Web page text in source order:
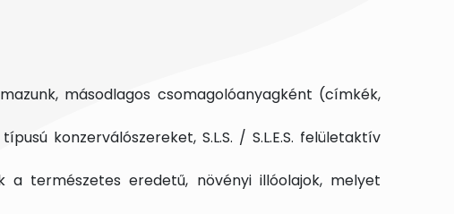
másodlagos csomagolóanyagként (címkék,
konzerválószereket, S.L.S. / S.L.E.S. felületaktív
a természetes eredetű, növényi illóolajok, melyet